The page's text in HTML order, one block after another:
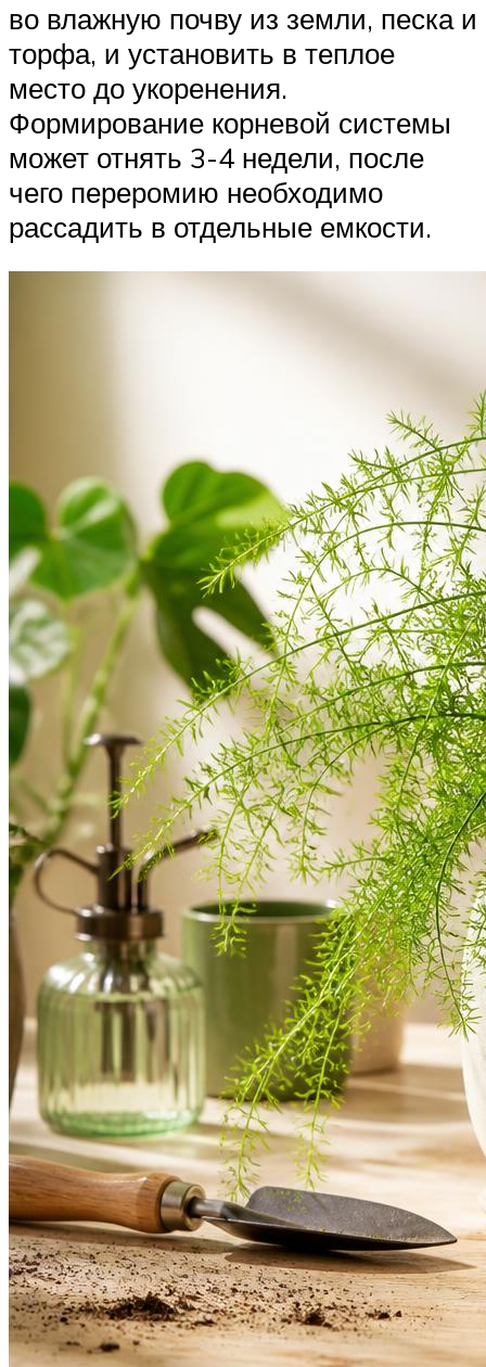
во влажную почву из земли, песка и
торфа, и установить в теплое
место до укоренения.
Формирование корневой системы
может отнять 3-4 недели, после
чего переромию необходимо
рассадить в отдельные емкости.